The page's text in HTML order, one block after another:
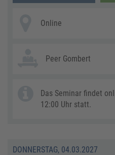
Online
Peer Gombert
Das Seminar findet
12:00 Uhr statt.
DONNERSTAG, 04.03.2027